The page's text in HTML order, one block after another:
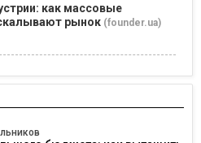
как массовые
рынок (founder.ua)